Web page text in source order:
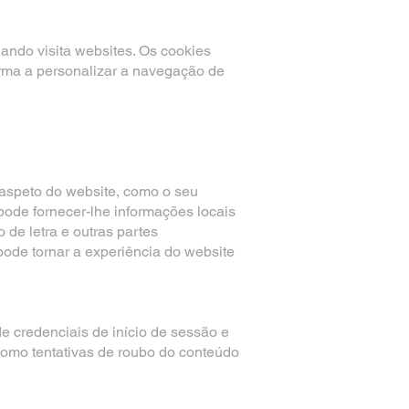
visita websites. Os cookies
a personalizar a navegação de
do website, como o seu
fornecer-lhe informações locais
de letra e outras partes
tornar a experiência do website
credenciais de início de sessão e
tentativas de roubo do conteúdo